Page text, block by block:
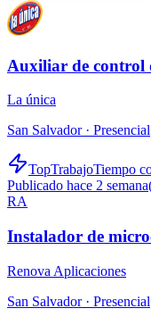
Auxiliar de control
La única
San Salvador · Presencial
TopTrabajoTiempo
Publicado hace 2
RA
Instalador de
Renova Aplicaciones
San Salvador · Presencial